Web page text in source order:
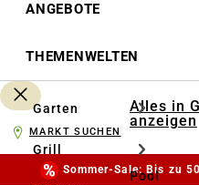
ANGEBOTE
THEMENWELTEN
Garten
Grill
Alles in
anzeigen
Pool
MARKT SUCHEN
Sommer-Sale: Bis zu